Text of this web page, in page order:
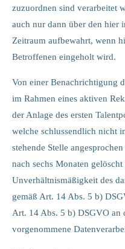
zuzuordnen sind verarbeitet
auch nur dann über den hier
Zeitraum aufbewahrt, wenn
Betroffenen eingeholt wird.
Von einer Benachrichtigung
im Rahmen eines aktiven
der Anlage des ersten
welche schlussendlich nicht
stehende Stelle
nach sechs Monaten
Unverhältnismäßigkeit des
gemäß Art. 14 Abs. 5 b)
Art. 14 Abs. 5 b) DSGVO an
vorgenommene